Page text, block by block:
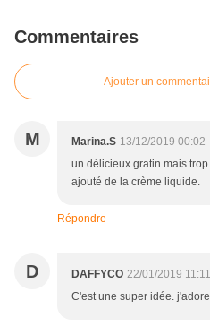
Commentaires
Ajouter un
M Marina.S 13/12/2019 00:02
un délicieux gratin mais
ajouté de la crème liquide.
Répondre
D DAFFYCO 22/01/2019 11:11
C'est une super idée.